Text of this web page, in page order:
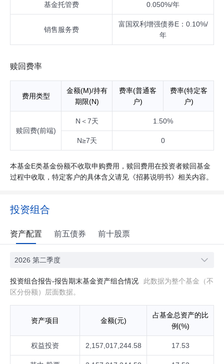
基金托管费 0.050%/年
销售服务费
富国双利增强债券E：0.10%/
年
赎回费率
费用类型
金额(M)/持有
期限(N)
费率(普通客
户)
费率(特定客
户)
赎回费(前端)
N＜7天 1.50%
N≥7天 0
本基金E类基金份额不收取申购费用，赎回费用在投资者赎回基金
过程中收取，特定客户的具体含义请见《招募说明书》相关内容。
投资组合
资产配置 前五债券 前十股票
2026 第二季度
投资组合报告-报告期末基金资产组合情况
此数据为整个基金（不
区分份额）层面数据。
资产项目 金额(元)
占基金总资产的比
例(%)
权益投资 2,157,017,244.58 17.53